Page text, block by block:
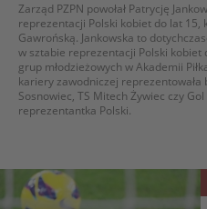
Zarząd PZPN powołał Patrycję
reprezentacji Polski kobiet do lat 15,
Gawrońską. Jankowska to
w sztabie reprezentacji Polski
grup młodzieżowych w Akademii
kariery zawodniczej reprezentowała
Sosnowiec, TS Mitech Żywiec czy
reprezentantka Polski.